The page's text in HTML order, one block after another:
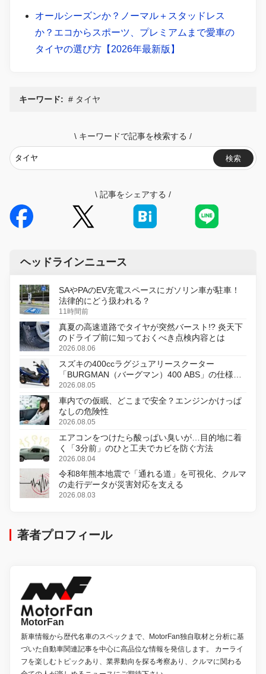
オールシーズンか？ノーマル＋スタッドレス
か？エコからスポーツ、プレミアムまで愛車の
タイヤの選び方【2026年最新版】
キーワード: タイヤ
\ キーワードで記事を検索する /
検索
\ 記事をシェアする /
ヘッドラインニュース
SAやPAのEV充電スペースにガソリン車が駐車！
法律的にどう扱われる？
11時間前
真夏の高速道路でタイヤが突然バースト!? 炎天下
のドライブ前に知っておくべき点検内容とは
2026.08.06
スズキの400ccラグジュアリースクーター
「BURGMAN（バーグマン）400 ABS」の仕様を
変更し、8月18日に発売
2026.08.05
車内での仮眠、どこまで安全？エンジンかけっぱ
なしの危険性
2026.08.05
エアコンをつけたら酸っぱい臭いが…目的地に着
く「3分前」のひと工夫でカビを防ぐ方法
2026.08.04
令和8年熊本地震で「通れる道」を可視化、クルマ
の走行データが災害対応を支える
2026.08.03
著者プロフィール
MotorFan
新車情報から歴代名車のスペックまで、MotorFan独自取材と分析に基
づいた自動車関連記事を中心に高品位な情報を発信します。 カーライ
フを楽しむトピックあり、業界動向を探る考察あり、クルマに関わる